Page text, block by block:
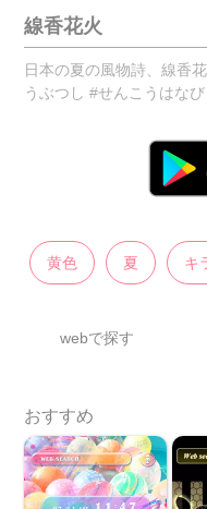
線香花火
日本の夏の風物詩、線香
うぶつし #せんこうはな
黄色 夏 キ
webで探す
おすすめ